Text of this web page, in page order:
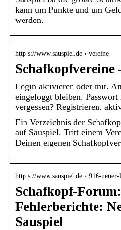
kann um Punkte und um
werden.
http s://www.sauspiel.de › vereine
Schafkopfvereine
Login aktivieren oder mit.
eingeloggt bleiben. Passwort
vergessen? Registrieren.
Ein Verzeichnis der
auf Sauspiel. Tritt einem
Deinen eigenen
http s://www.sauspiel.de › 916-
Schafkopf-Forum:
Fehlerberichte:
Sauspiel